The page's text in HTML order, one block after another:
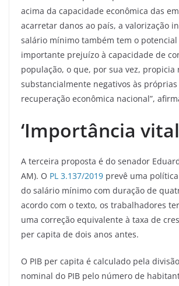
acima da capacidade econômica das
acarretar danos ao país, a valorização
salário mínimo também tem o
importante prejuízo à capacidade de
população, o que, por sua vez, propicia
substancialmente negativos às próprias
recuperação econômica nacional”,
‘Importância
A terceira proposta é do senador
AM). O PL 3.137/2019 prevê uma
do salário mínimo com duração de
acordo com o texto, os trabalhadores
uma correção equivalente à taxa de
per capita de dois anos antes.
O PIB per capita é calculado pela
nominal do PIB pelo número de